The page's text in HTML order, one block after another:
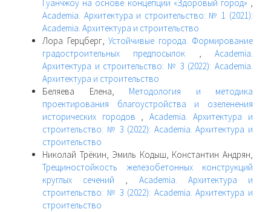
Гуанчжоу на основе концепции «Здоровый город» ,
Academia. Архитектура и строительство: № 1 (2021):
Academia. Архитектура и строительство
Лора Герцберг, Устойчивые города. Формирование
градостроительных предпосылок ,Academia.
Архитектура и строительство: № 3 (2022): Academia.
Архитектура и строительство
Беляева Елена, Методология и методика
проектирования благоустройства и озеленения
исторических городов , Academia. Архитектура и
строительство: № 3 (2022): Academia. Архитектура и
строительство
Николай Трёкин, Эмиль Кодыш, Константин Андрян,
Трещиностойкость железобетонных конструкций
круглых сечений , Academia. Архитектура и
строительство: № 3 (2022): Academia. Архитектура и
строительство